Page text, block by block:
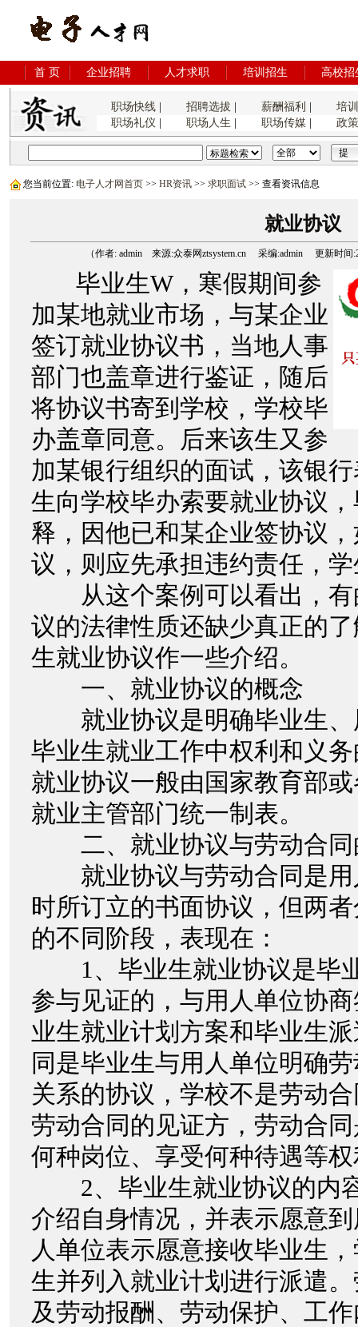
首 页 企业招聘 人才求职 培训招生 高校招
职场快线| 招聘选拔 薪酬福利
培
职场礼仪
职场人生 职场传媒| 政
您当前位置: 电子人才网首页 >> HR资讯 >> 求职面试 >> 查看资讯信息
就业协议
（作者: admin 来源:众泰网ztsystem.cn 采编:admin 更新时间
毕业生W，寒假期间参
加某地就业市场，与某企业
签订就业协议书，当地人事
部门也盖章进行鉴证，随后
将协议书寄到学校，学校毕
办盖章同意。后来该生又参
加某银行组织的面试，该银
生向学校毕办索要就业协议
释，因他已和某企业签协议
议，则应先承担违约责任，
从这个案例可以看出，有
议的法律性质还缺少真正的
生就业协议作一些介绍。
一、就业协议的概念
就业协议是明确毕业生、
毕业生就业工作中权利和义
就业协议一般由国家教育部
就业主管部门统一制表。
二、就业协议与劳动合同
就业协议与劳动合同是用
时所订立的书面协议，但两
的不同阶段，表现在：
1、毕业生就业协议是毕
参与见证的，与用人单位协
业生就业计划方案和毕业生
同是毕业生与用人单位明确
关系的协议，学校不是劳动
劳动合同的见证方，劳动合
何种岗位、享受何种待遇等
2、毕业生就业协议的内
介绍自身情况，并表示愿意
人单位表示愿意接收毕业生
生并列入就业计划进行派遣
及劳动报酬、劳动保护、工